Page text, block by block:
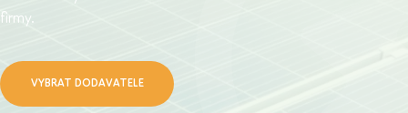
firmy.
VYBRAT DODAVATELE